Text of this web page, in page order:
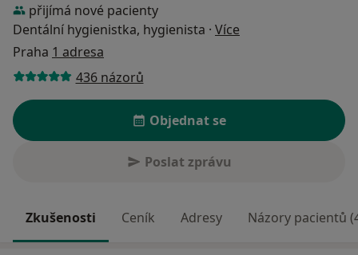
přijímá nové pacienty
Dentální hygienistka, hygienista · Více
Praha 1 adresa
436 názorů
Objednat se
Poslat zprávu
Zkušenosti Ceník Adresy Názory pacientů